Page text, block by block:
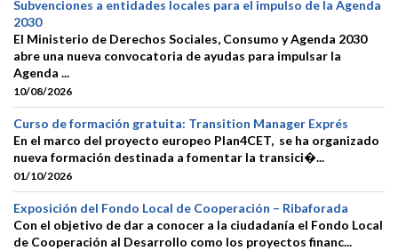
Subvenciones a entidades locales para el impulso de la Agenda
2030
El Ministerio de Derechos Sociales, Consumo y Agenda 2030
abre una nueva convocatoria de ayudas para impulsar la
Agenda ...
10/08/2026
Curso de formación gratuita: Transition Manager Exprés
En el marco del proyecto europeo Plan4CET, se ha organizado
nueva formación destinada a fomentar la transici�...
01/10/2026
Exposición del Fondo Local de Cooperación – Ribaforada
Con el objetivo de dar a conocer a la ciudadanía el Fondo Local
de Cooperación al Desarrollo como los proyectos financ...